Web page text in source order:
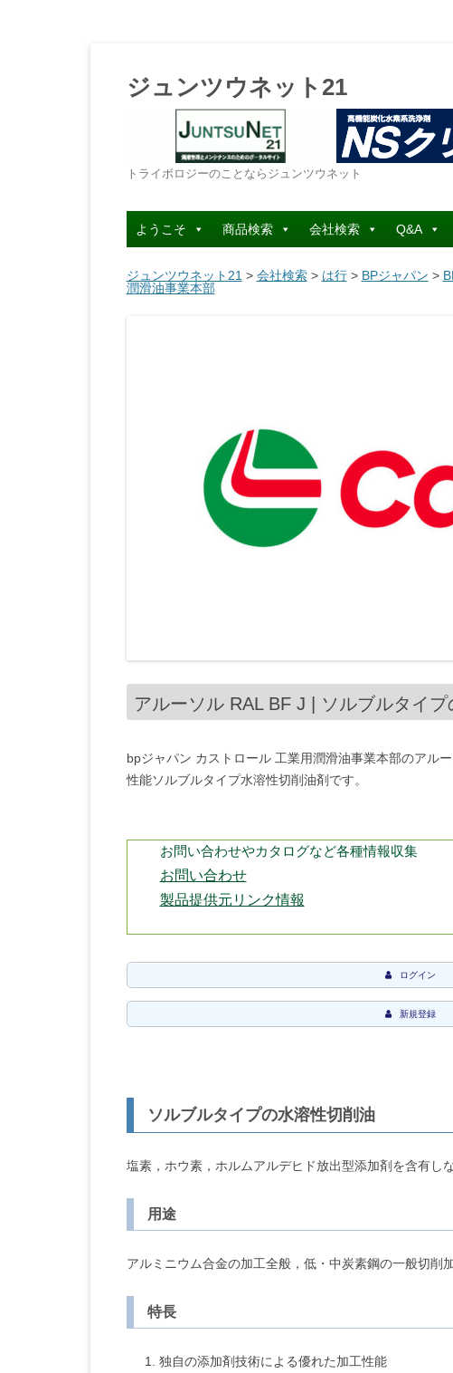
ジュンツウネット21
トライボロジーのことならジュンツウネット
ようこそ 商品検索 会社検索 Q&A
ジュンツウネット21 > 会社検索> は行> BPジャパン >
潤滑油事業本部
アルーソル RAL BF J | ソルブルタイ
bpジャパン カストロール 工業用潤滑油事業本部のアル
性能ソルブルタイプ水溶性切削油剤です。
お問い合わせやカタログなど各種情報収集
お問い合わせ
製品提供元リンク情報
ログイン
新規登録
ソルブルタイプの水溶性切削油
塩素，ホウ素，ホルムアルデヒド放出型添加剤を含有し
用途
アルミニウム合金の加工全般，低・中炭素鋼の一般切削
特長
独自の添加剤技術による優れた加工性能